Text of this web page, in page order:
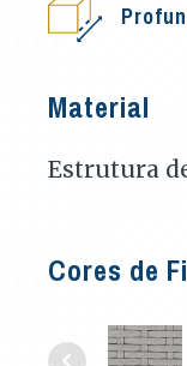
Material
Estrutura
Cores de